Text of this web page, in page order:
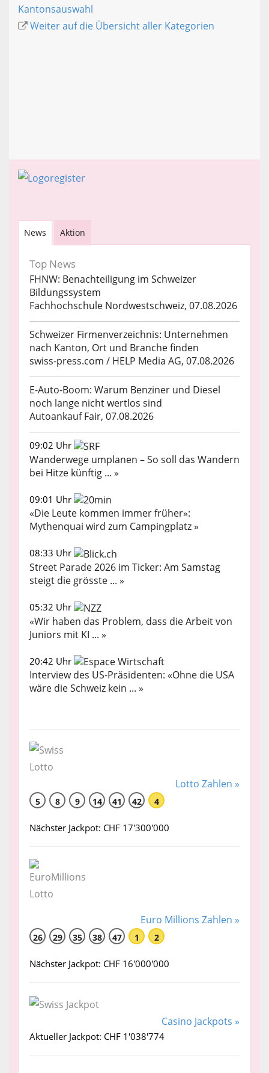
Kantonsauswahl
Weiter auf die Übersicht aller Kategorien
News Aktion
Top News
FHNW: Benachteiligung im Schweizer
Bildungssystem
Fachhochschule Nordwestschweiz, 07.08.2026
Schweizer Firmenverzeichnis: Unternehmen
nach Kanton, Ort und Branche finden
swiss-press.com / HELP Media AG, 07.08.2026
E-Auto-Boom: Warum Benziner und Diesel
noch lange nicht wertlos sind
Autoankauf Fair, 07.08.2026
09:02 Uhr
Wanderwege umplanen – So soll das Wandern
bei Hitze künftig ... »
09:01 Uhr
«Die Leute kommen immer früher»:
Mythenquai wird zum Campingplatz »
08:33 Uhr
Street Parade 2026 im Ticker: Am Samstag
steigt die grösste ... »
05:32 Uhr
«Wir haben das Problem, dass die Arbeit von
Juniors mit KI ... »
20:42 Uhr
Interview des US-Präsidenten: «Ohne die USA
wäre die Schweiz kein ... »
Lotto Zahlen »
5 8 9 14 41 42 4
Nächster Jackpot: CHF 17'300'000
Euro Millions Zahlen »
26 29 35 38 47 1 2
Nächster Jackpot: CHF 16'000'000
Casino Jackpots »
Aktueller Jackpot: CHF 1'038'774